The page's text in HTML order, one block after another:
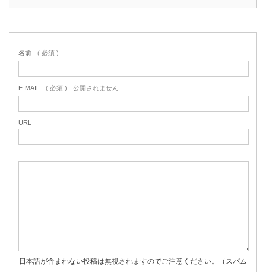
名前 ( 必須 )
E-MAIL ( 必須 ) - 公開されません -
URL
日本語が含まれない投稿は無視されますのでご注意ください。（スパム